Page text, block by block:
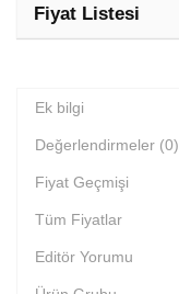
Fiyat Listesi
Ek bilgi
Değerlendirmeler (0)
Fiyat Geçmişi
Tüm Fiyatlar
Editör Yorumu